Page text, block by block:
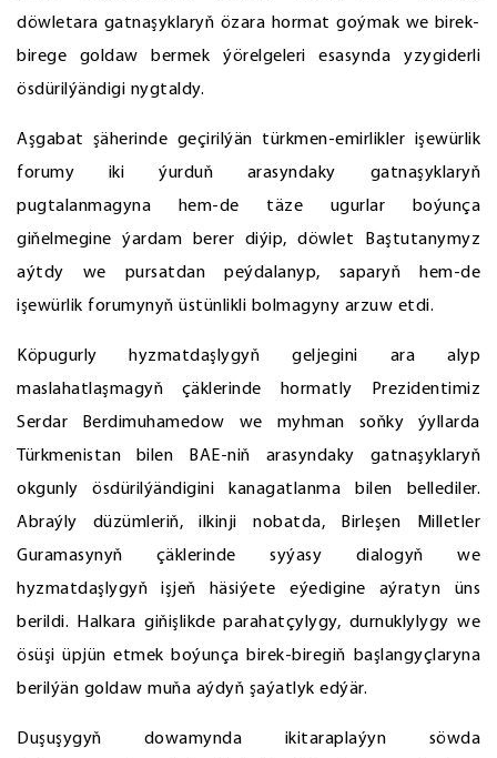
döwletara gatnaşyklaryň özara hormat goýmak we birek-
birege goldaw bermek ýörelgeleri esasynda yzygiderli
ösdürilýändigi nygtaldy.
Aşgabat şäherinde geçirilýän türkmen-emirlikler işewürlik
forumy iki ýurduň arasyndaky gatnaşyklaryň
pugtalanmagyna hem-de täze ugurlar boýunça
giňelmegine ýardam berer diýip, döwlet Baştutanymyz
aýtdy we pursatdan peýdalanyp, saparyň hem-de
işewürlik forumynyň üstünlikli bolmagyny arzuw etdi.
Köpugurly hyzmatdaşlygyň geljegini ara alyp
maslahatlaşmagyň çäklerinde hormatly Prezidentimiz
Serdar Berdimuhamedow we myhman soňky ýyllarda
Türkmenistan bilen BAE-niň arasyndaky gatnaşyklaryň
okgunly ösdürilýändigini kanagatlanma bilen bellediler.
Abraýly düzümleriň, ilkinji nobatda, Birleşen Milletler
Guramasynyň çäklerinde syýasy dialogyň we
hyzmatdaşlygyň işjeň häsiýete eýedigine aýratyn üns
berildi. Halkara giňişlikde parahatçylygy, durnuklylygy we
ösüşi üpjün etmek boýunça birek-biregiň başlangyçlaryna
berilýän goldaw muňa aýdyň şaýatlyk edýär.
Duşuşygyň dowamynda ikitaraplaýyn söwda